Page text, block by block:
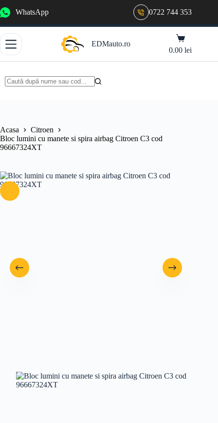
la
WhatsApp 0722 744 353
EDMauto.ro
Coș
de
cumpărături
0.00lei
Acasa
Citroen
Bloc lumini cu manete si spira airbag Citroen C3 cod
96667324XT